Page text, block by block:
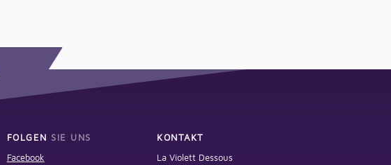
FOLGEN SIE UNS
Facebook
KONTAKT
La Violett Dessous